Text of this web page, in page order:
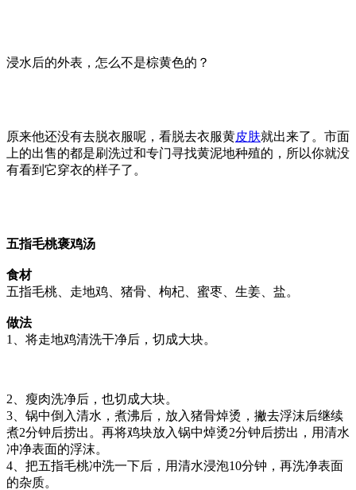
浸水后的外表，怎么不是棕黄色的？
原来他还没有去脱衣服呢，看脱去衣服黄皮肤就出来了。市面
上的出售的都是刷洗过和专门寻找黄泥地种殖的，所以你就没
有看到它穿衣的样子了。
五指毛桃褒鸡汤
食材
五指毛桃、走地鸡、猪骨、枸杞、蜜枣、生姜、盐。
做法
1、将走地鸡清洗干净后，切成大块。
2、瘦肉洗净后，也切成大块。
3、锅中倒入清水，煮沸后，放入猪骨焯烫，撇去浮沫后继续
煮2分钟后捞出。再将鸡块放入锅中焯烫2分钟后捞出，用清水
冲净表面的浮沫。
4、把五指毛桃冲洗一下后，用清水浸泡10分钟，再洗净表面
的杂质。